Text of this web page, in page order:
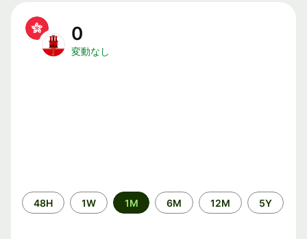
0
変動なし
期
間
48H 1W 1M 6M 12M 5Y